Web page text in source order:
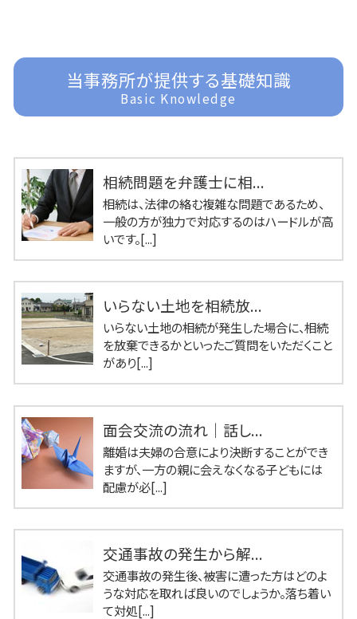
当事務所が提供する基礎知識
Basic Knowledge
相続問題を弁護士に相...
相続は、法律の絡む複雑な問題であるため、
一般の方が独力で対応するのはハードルが高
いです。[...]
いらない土地を相続放...
いらない土地の相続が発生した場合に、相続
を放棄できるかといったご質問をいただくこと
があり[...]
面会交流の流れ｜話し...
離婚は夫婦の合意により決断することができ
ますが、一方の親に会えなくなる子どもには
配慮が必[...]
交通事故の発生から解...
交通事故の発生後、被害に遭った方はどのよ
うな対応を取れば良いのでしょうか。落ち着い
て対処[...]